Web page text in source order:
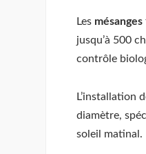
Les mésanges
jusqu’à 500
contrôle
L’installation
diamètre,
soleil matinal.